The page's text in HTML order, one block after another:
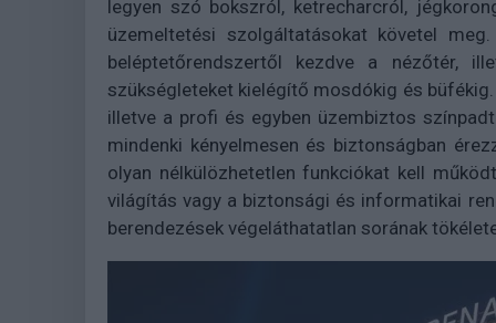
legyen szó bokszról, ketrecharcról,
üzemeltetési szolgáltatásokat követel
beléptetőrendszertől kezdve a nézőtér,
szükségleteket kielégítő mosdókig és
illetve a profi és egyben üzembiztos
mindenki kényelmesen és biztonságban
olyan nélkülözhetetlen funkciókat kell
világítás vagy a biztonsági és informatikai
berendezések végeláthatatlan sorának